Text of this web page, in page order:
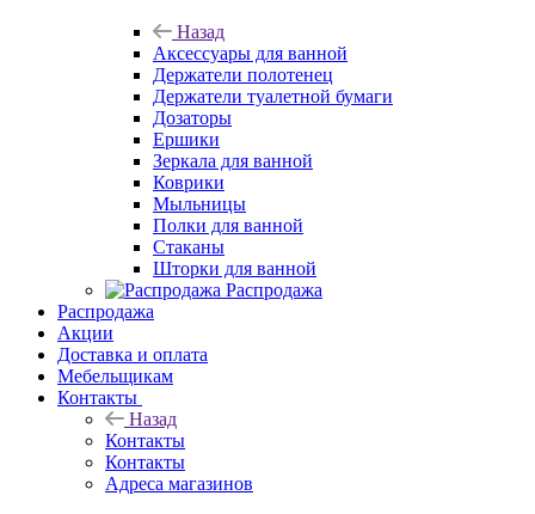
Назад
Аксессуары для ванной
Держатели полотенец
Держатели туалетной бумаги
Дозаторы
Ершики
Зеркала для ванной
Коврики
Мыльницы
Полки для ванной
Стаканы
Шторки для ванной
Распродажа
Распродажа
Акции
Доставка и оплата
Мебельщикам
Контакты
Назад
Контакты
Контакты
Адреса магазинов